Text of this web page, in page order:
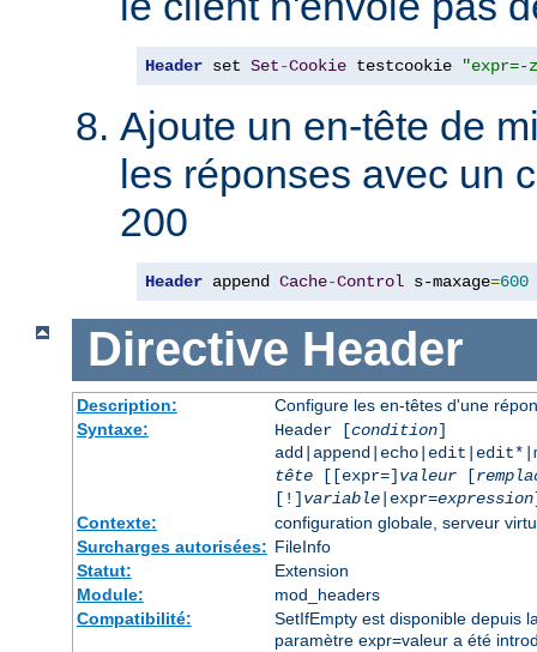
Header set Set-Cookie testcookie "expr=-
Ajoute un en-tête de
les réponses avec un
200
Header append Cache-Control s-maxage=600
Directive Header
Description:
Configure les en-têtes d'une
Syntaxe:
Header [condition]
tête[[expr=] valeur[
[!] variable|expr=expression
Contexte:
configuration globale, serveur
Surcharges autorisées: FileInfo
Statut:
Extension
Module:
mod_headers
Compatibilité:
SetIfEmpty est disponible depuis
paramètre expr=valeur a été